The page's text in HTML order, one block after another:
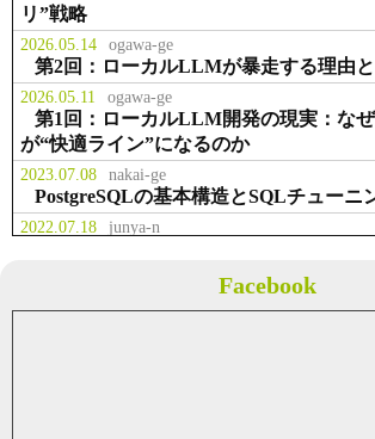
事業 2013.07.01
事業 2013.04.01
テクマトリックス
引開始
リ”戦略
2026.05.14 ogawa-ge
第2回：ローカルLLMが暴走する理由
2026.05.11 ogawa-ge
第1回：ローカルLLM開発の現実：な
が“快適ライン”になるのか
2023.07.08 nakai-ge
PostgreSQLの基本構造とSQLチューニ
2022.07.18 junya-n
Facebook